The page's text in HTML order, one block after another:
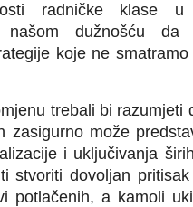
radničke klase u
našom dužnošću
koje ne
trebali bi razumjeti
zasigurno može
i uključivanja
stvoriti dovoljan
potlačenih, a kamoli